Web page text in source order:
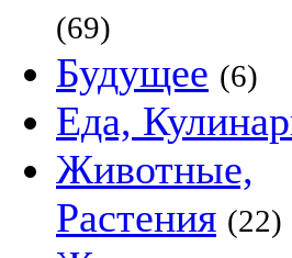
(69)
Будущее (6)
Еда,
Животные,
Растения (22)